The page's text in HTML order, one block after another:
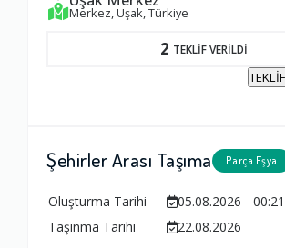
Merkez, Uşak, Türkiye
2 TEKLİF VERİLDİ
Şehirler Arası Taşıma Parça Eşya
Oluşturma Tarihi
05.08.2026 -
Taşınma Tarihi
22.08.2026